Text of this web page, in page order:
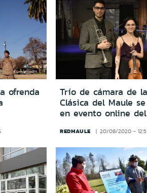
ofrenda
Trío de cámara de
Clásica del Maule
en evento online del
REDMAULE 20/08/2020 -